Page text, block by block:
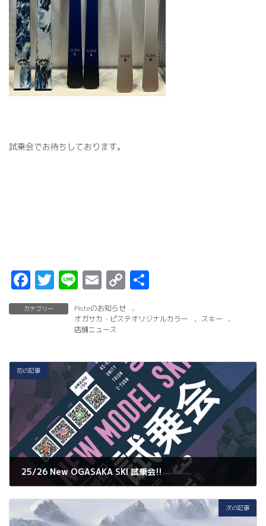
試乗会でお待ちしております。
F
a
c
b
o
o
k
T
w
it
er
Li
e
E
m
ai
l
C
p
Li
n
k
カテゴリー Pisteのお知らせ
、
オガサカ・ピステオリジナルカラー
、 スキー
、
店舗ニュース
前の記事
25/26 New OGASAKA SKI 試乗会!!
次の記事